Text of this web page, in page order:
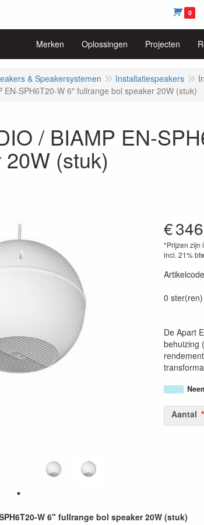
0
Merken Oplossingen Projecten
& Speakersystemen Installatiespeakers
EN-SPH6T20-W 6" fullrange bol speaker 20W (stuk)
/ BIAMP EN-
(stuk)
€
*Prijzen zijn
incl. 21%
Artikelcode
0
De Apart
behuizing
Aantal
W 6" fullrange bol speaker 20W (stuk)